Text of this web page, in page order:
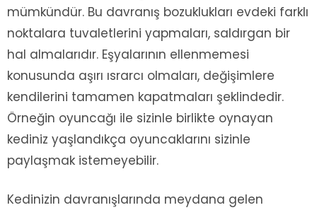
mümkündür. Bu davranış bozuklukları evdeki farklı
noktalara tuvaletlerini yapmaları, saldırgan bir
hal almalarıdır. Eşyalarının ellenmemesi
konusunda aşırı ısrarcı olmaları, değişimlere
kendilerini tamamen kapatmaları şeklindedir.
Örneğin oyuncağı ile sizinle birlikte oynayan
kediniz yaşlandıkça oyuncaklarını sizinle
paylaşmak istemeyebilir.
Kedinizin davranışlarında meydana gelen